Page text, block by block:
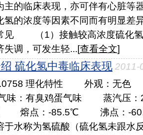
主的临床表现，亦可伴有心脏等
氢的浓度等因素不同而有明
见 （1）接触较高浓度硫化氢
失调，可发生轻...[查看全文]
硫化氢中毒临床表现 2011-
理化特性 外观：无色
：有臭鸡蛋气味 蒸汽压
熔点：-85.5℃ 沸点：-
于水称为氢硫酸（硫化氢未跟水